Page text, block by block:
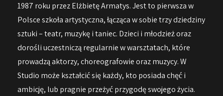
1987 roku przez Elżbietę Armatys. Jest to pierwsza w
Polsce szkoła artystyczna, łącząca w sobie trzy dziedziny
sztuki – teatr, muzykę i taniec. Dzieci i młodzież oraz
dorośli uczestniczą regularnie w warsztatach, które
prowadzą aktorzy, choreografowie oraz muzycy. W
Studio może kształcić się każdy, kto posiada chęć i
ambicję, lub pragnie przeżyć przygodę swojego życia.